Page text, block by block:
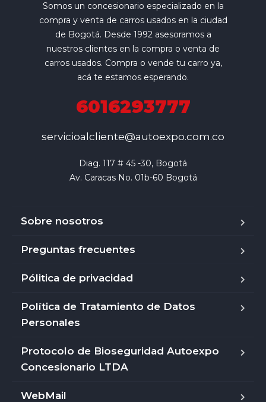
Somos un concesionario especializado en la
compra y venta de carros usados en la ciudad
de Bogotá. Desde 1992 asesoramos a
nuestros clientes en la compra o venta de
carros usados. Compra o vende tu carro ya,
acá te estamos esperando.
6016293777
servicioalcliente@autoexpo.com.co
Diag. 117 # 45 -30, Bogotá
Av. Caracas No. 01b-60 Bogotá
Sobre nosotros
Preguntas frecuentes
Pólitica de privacidad
Política de Tratamiento de Datos
Personales
Protocolo de Bioseguridad Autoexpo
Concesionario LTDA
WebMail